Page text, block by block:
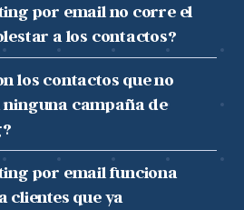
por email no corre el
a los contactos?
los contactos que no
campaña de
por email funciona
clientes que ya